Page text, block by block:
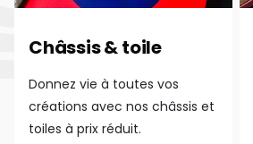
Châssis & toile
Donnez vie à toutes vos
créations avec nos châssis et
toiles à prix réduit.